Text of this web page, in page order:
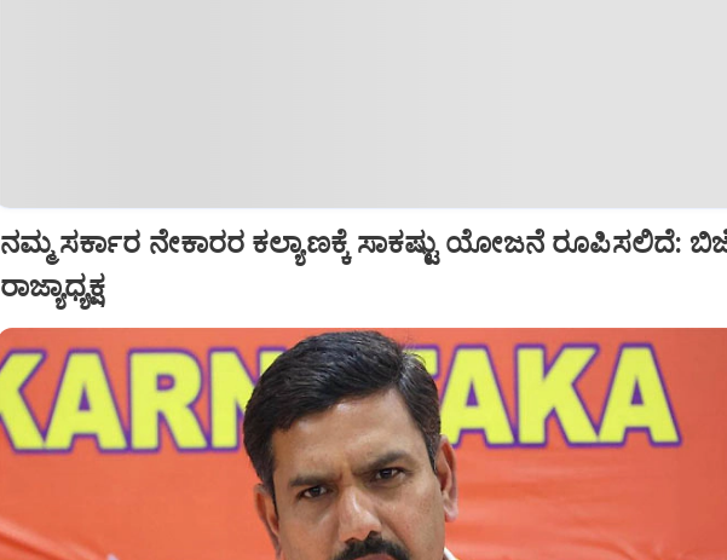
ನಮ್ಮ ಸರ್ಕಾರ ನೇಕಾರರ ಕಲ್ಯಾಣಕ್ಕೆ ಸಾಕಷ್ಟು ಯೋಜನೆ ರೂಪಿಸಲಿದೆ:
ರಾಜ್ಯಾಧ್ಯಕ್ಷ